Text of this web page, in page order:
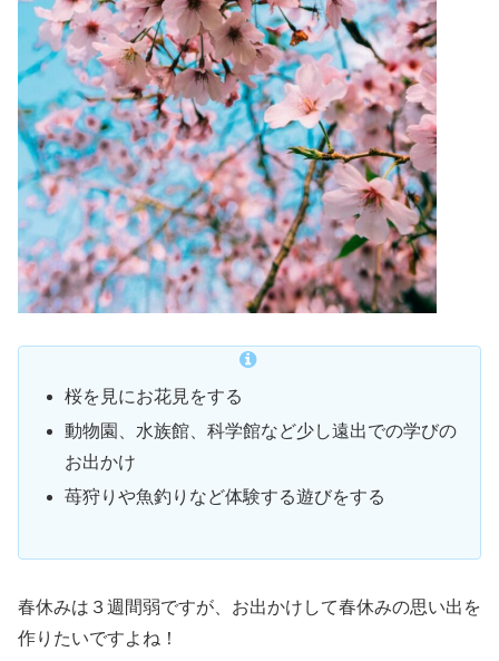
桜を見にお花見をする
動物園、水族館、科学館など少し遠出での学びの
お出かけ
苺狩りや魚釣りなど体験する遊びをする
春休みは３週間弱ですが、お出かけして春休みの思い出を
作りたいですよね！